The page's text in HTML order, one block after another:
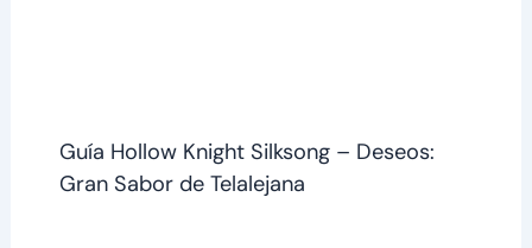
Guía Hollow Knight Silksong – Deseos:
Gran Sabor de Telalejana